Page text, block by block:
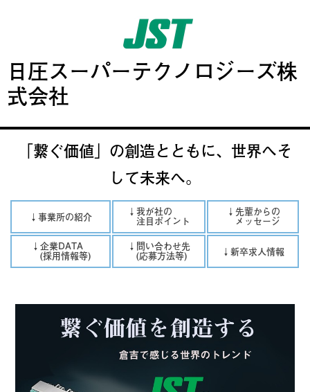
日圧スーパーテクノロジーズ株
式会社
「繋ぐ価値」の創造とともに、世界へそ
して未来へ。
↓事業所の紹介 ↓我が社の
注目ポイント
↓先輩からの
メッセージ
↓企業DATA
(採用情報等)
↓問い合わせ先
(応募方法等) ↓新卒求人情報